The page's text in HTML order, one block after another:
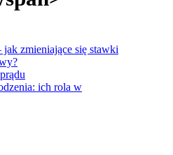
jak zmieniające się stawki
ich rola w